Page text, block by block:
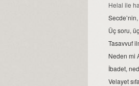
Helal ile
Üç soru,
Tasavvuf
Neden mi
İbadet,
Velayet